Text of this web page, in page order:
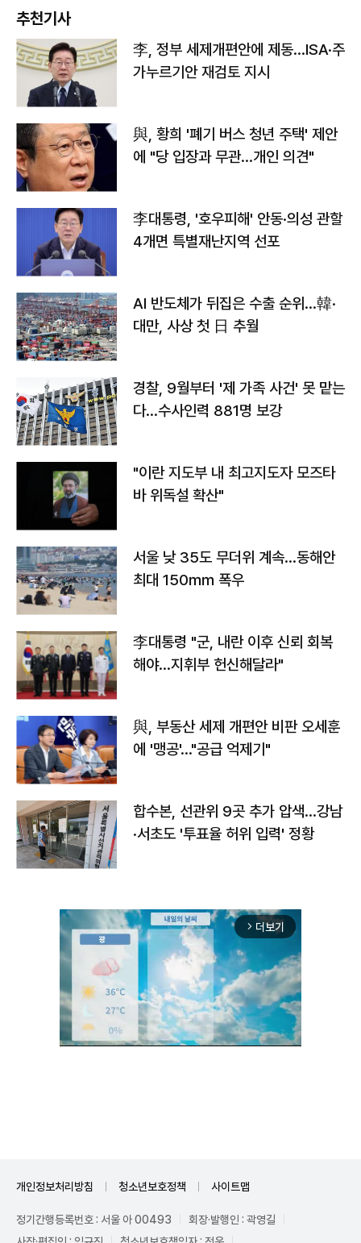
추천기사
李, 정부 세제개편안에 제동…ISA·주
가누르기안 재검토 지시
與, 황희 '폐기 버스 청년 주택' 제안
에 "당 입장과 무관…개인 의견"
李대통령, '호우피해' 안동·의성 관할
4개면 특별재난지역 선포
AI 반도체가 뒤집은 수출 순위…韓·
대만, 사상 첫 日 추월
경찰, 9월부터 '제 가족 사건' 못 맡는
다…수사인력 881명 보강
"이란 지도부 내 최고지도자 모즈타
바 위독설 확산"
서울 낮 35도 무더위 계속…동해안
최대 150㎜ 폭우
李대통령 "군, 내란 이후 신뢰 회복
해야…지휘부 헌신해달라"
與, 부동산 세제 개편안 비판 오세훈
에 '맹공'…"공급 억제기"
합수본, 선관위 9곳 추가 압색…강남
·서초도 '투표율 허위 입력' 정황
arrow_forward_ios 더보기
개인정보처리방침 청소년보호정책 사이트맵
정기간행등록번호 : 서울 아 00493
회장·발행인 : 곽영길